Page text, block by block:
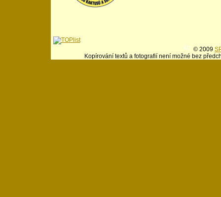
© 2009
Kopírování textů a fotografií není možné bez